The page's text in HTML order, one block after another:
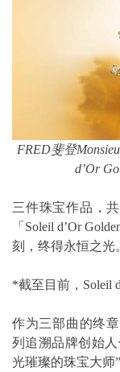
FRED斐登
d’Or
三件珠宝作品，
「Soleil d’Or
刻，终得永恒之光
*截至目前，Soleil
作为三部曲的终章
列追溯品牌创始
光璀璨的珠宝大师